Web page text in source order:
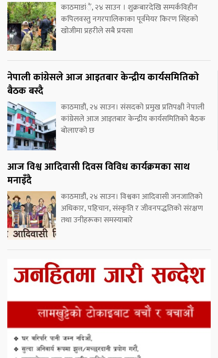
काठमाडांैं, २४ साउन । शुक्रबारदेखि सम्पर्कविहीन
कपिलवस्तु नगरपालिकाका पूर्वमेयर किरण सिंहको
खोजीमा प्रहरीले सबै प्रयसा
नेपाली कांग्रेसले आज आइतबार केन्द्रीय कार्यसमितिको
बैठक बस्दै
काठमाडौं, २४ साउन। संसदको प्रमुख प्रतिपक्षी नेपाली
कांग्रेसले आज आइतबार केन्द्रीय कार्यसमितिको बैठक
बोलाएको छ
आज विश्व आदिवासी दिवस विविध कार्यक्रमका साथ
मनाइँदै
काठमाडौं, २४ साउन। विश्वका आदिवासी जनजातिको
अधिकार, पहिचान, संस्कृति र जीवनपद्धतिको संरक्षण
तथा उनीहरूका समस्याबारे